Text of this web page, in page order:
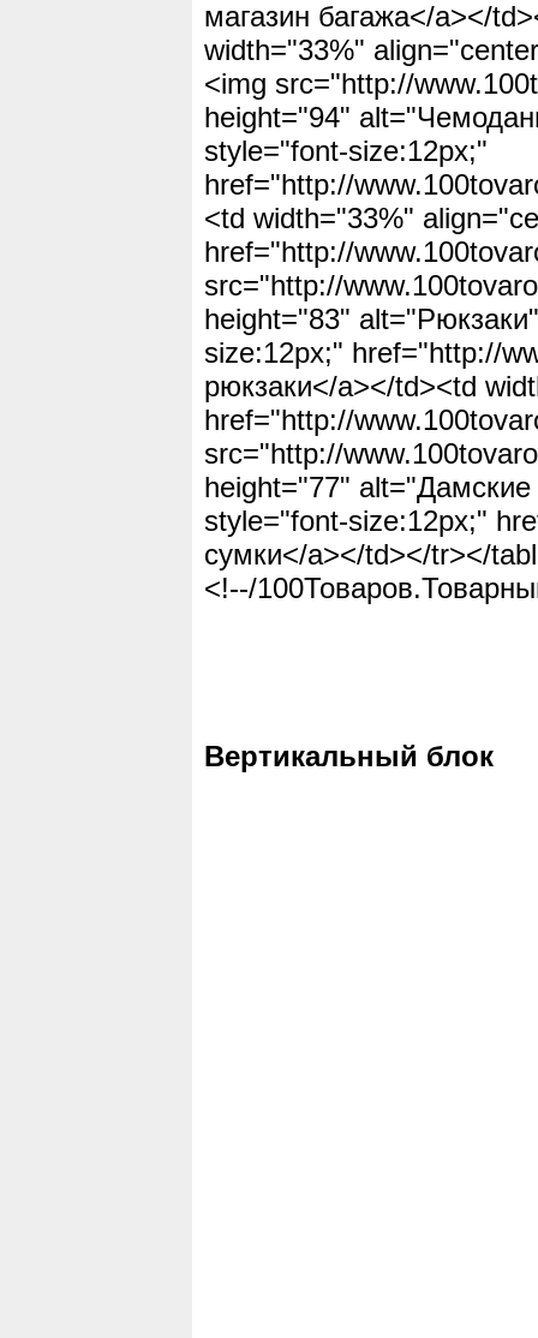
магазин багажа</a></
width="33%"
<img src="http://
height="94"
style="font-size:12px;"
href="http://
<td width="33%"
href="http://
src="http://
height="83"
size:12px;" href="http://
рюкзаки</a></td><td
href="http://
src="http://
height="77"
style="font-size:12px;"
сумки</a></td></tr></
<!--/
Вертикальный блок